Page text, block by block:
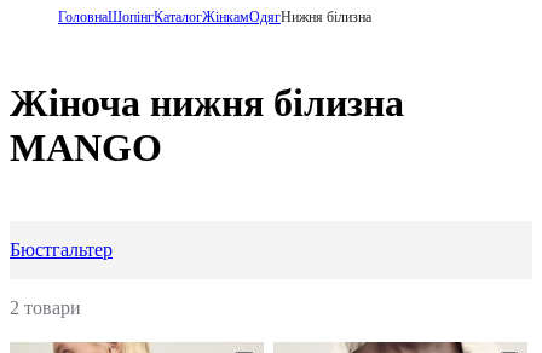
ГоловнаШопінгКаталогЖінкамОдягНижня білизна
Жіноча нижня білизна
MANGO
Бюстгальтер
2 товари